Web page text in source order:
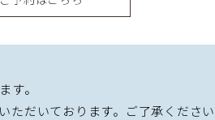
す。
ただいております。ご了承くださ